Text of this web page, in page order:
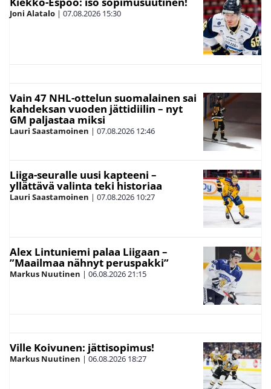
Joni Alatalo | 07.08.2026 15:30
Vain 47 NHL-ottelun suomalainen sai
kahdeksan vuoden jättidiilin – nyt
GM paljastaa miksi
Lauri Saastamoinen | 07.08.2026 12:46
Liiga-seuralle uusi kapteeni –
yllättävä valinta teki historiaa
Lauri Saastamoinen | 07.08.2026 10:27
Alex Lintuniemi palaa Liigaan –
”Maailmaa nähnyt peruspakki”
Markus Nuutinen | 06.08.202621:15
Ville Koivunen: jättisopimus!
Markus Nuutinen | 06.08.2026 18:27